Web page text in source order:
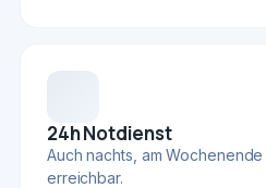
24h Notdienst
Auch nachts, am
erreichbar.